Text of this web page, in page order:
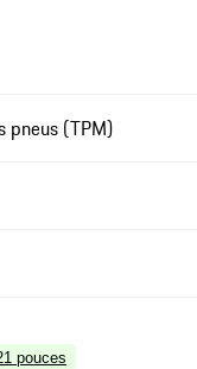
pneus (TPM)
pouces